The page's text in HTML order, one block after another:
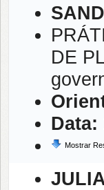
DE
Data:
Mostrar